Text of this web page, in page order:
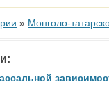
» Монголо-